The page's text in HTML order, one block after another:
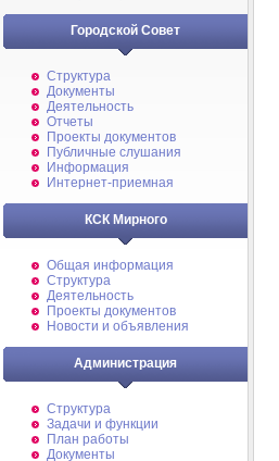
Городской Совет
Структура
Документы
Деятельность
Отчеты
Проекты документов
Публичные слушания
Информация
Интернет-приемная
КСК Мирного
Общая информация
Структура
Деятельность
Проекты документов
Новости и объявления
Администрация
Структура
Задачи и функции
План работы
Документы